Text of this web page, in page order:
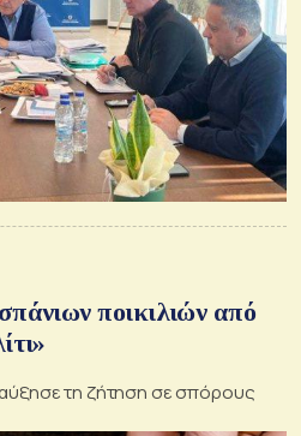
ποικιλιών από
τη ζήτηση σε σπόρους